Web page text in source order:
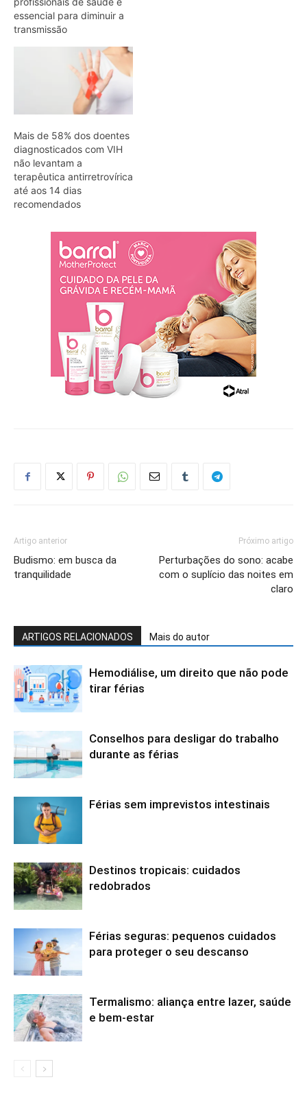
essencial para diminuir a
transmissão
Mais de 58% dos doentes
diagnosticados com VIH
não levantam a
terapêutica antirretrovírica
até aos 14 dias
recomendados
Artigo anterior
Budismo: em busca da
tranquilidade
Próximo artigo
Perturbações do sono: acabe
com o suplício das noites em
claro
ARTIGOS RELACIONADOS Mais do autor
Hemodiálise, um direito que não pode
tirar férias
Conselhos para desligar do trabalho
durante as férias
Férias sem imprevistos intestinais
Destinos tropicais: cuidados
redobrados
Férias seguras: pequenos cuidados
para proteger o seu descanso
Termalismo: aliança entre lazer, saúde
e bem-estar